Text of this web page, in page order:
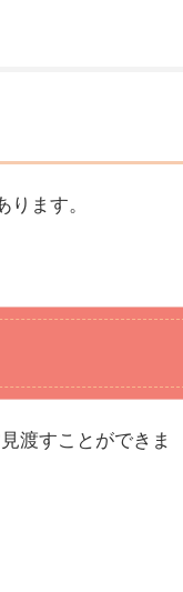
ります。
渡すことができま